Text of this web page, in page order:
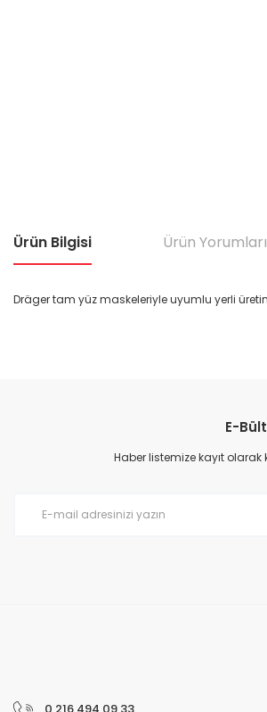
Ürün Bilgisi Ürün Yorumları
Dräger tam yüz maskeleriyle uyumlu yerli
Ürün resmi kalitesiz, bozuk veya
Ürün açıklamasında eksik bilgiler
E-
Haber listemize kayıt